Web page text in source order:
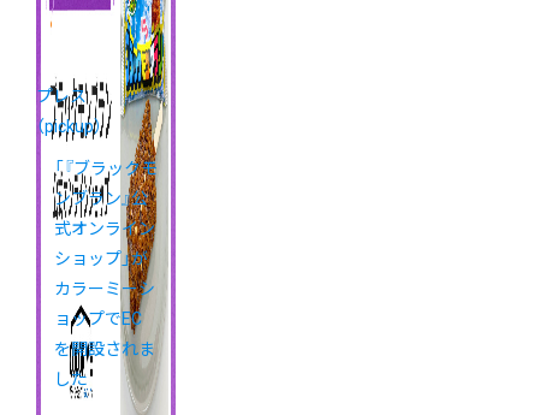
プレス
（pickup）
「『ブラックモ
ンブラン』公
式オンライン
ショップ」が
カラーミーシ
ョップでEC
を開設されま
した